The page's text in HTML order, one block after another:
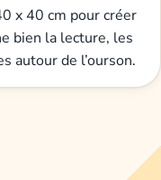
x 40 cm pour créer
bien la lecture, les
autour de l’ourson.